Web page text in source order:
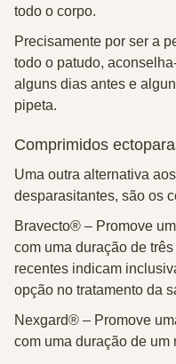
todo o corpo.
Precisamente por ser a
todo o patudo,
alguns dias antes e
pipeta.
Comprimidos
Uma outra alternativa
desparasitantes, são os
Bravecto® – Promove
com uma duração de
recentes indicam
opção no tratamento da
Nexgard® – Promove
com uma duração de um